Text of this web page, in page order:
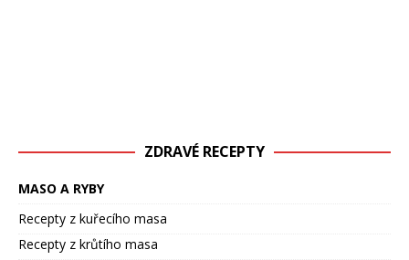
ZDRAVÉ RECEPTY
MASO A RYBY
Recepty z kuřecího masa
Recepty z krůtího masa